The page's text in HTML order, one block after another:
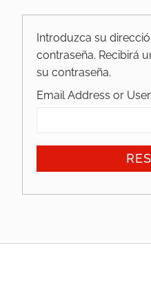
Introduzca su
contraseña. Recibirá
su contraseña.
Email Address or